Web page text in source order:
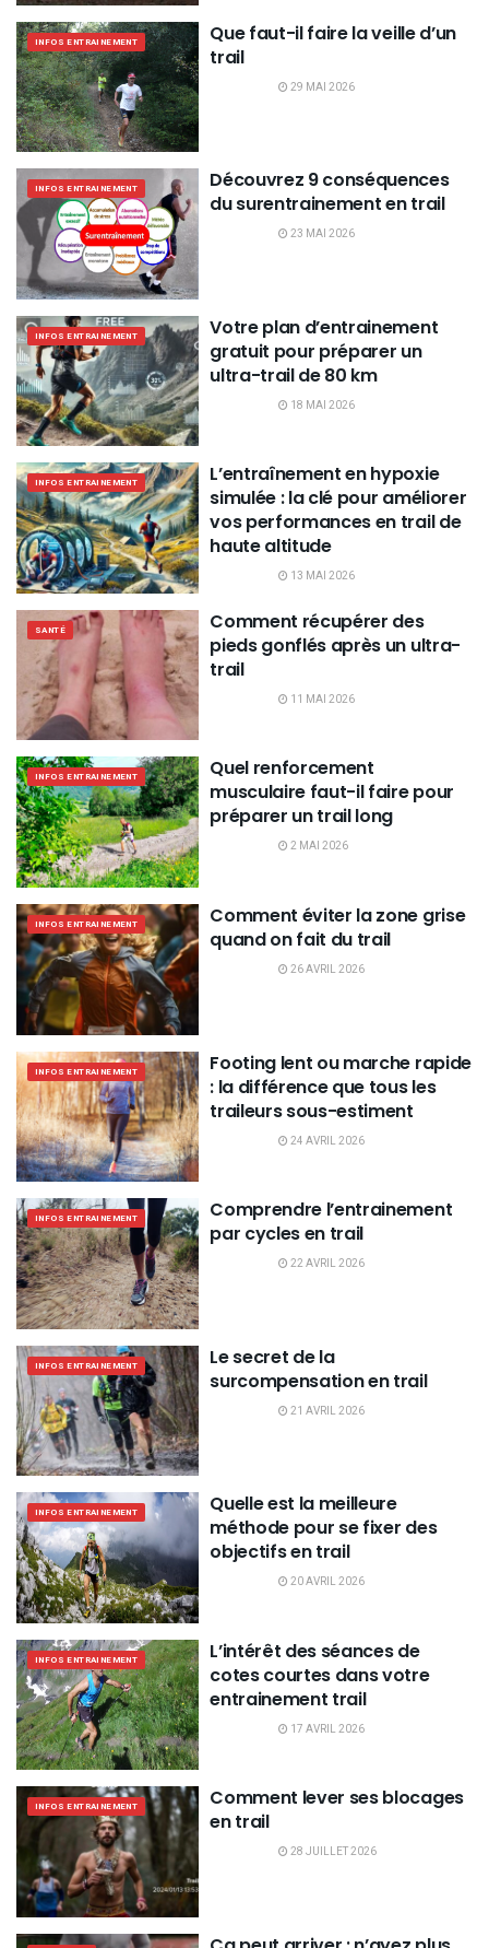
INFOS ENTRAINEMENT
Que faut-il faire la veille d’un
trail
29 MAI 2026
INFOS ENTRAINEMENT
Découvrez 9 conséquences
du surentrainement en trail
23 MAI 2026
INFOS ENTRAINEMENT
Votre plan d’entrainement
gratuit pour préparer un
ultra-trail de 80 km
18 MAI 2026
INFOS ENTRAINEMENT
L’entraînement en hypoxie
simulée : la clé pour améliorer
vos performances en trail de
haute altitude
13 MAI 2026
SANTÉ
Comment récupérer des
pieds gonflés après un ultra-
trail
11 MAI 2026
INFOS ENTRAINEMENT
Quel renforcement
musculaire faut-il faire pour
préparer un trail long
2 MAI 2026
INFOS ENTRAINEMENT
Comment éviter la zone grise
quand on fait du trail
26 AVRIL 2026
INFOS ENTRAINEMENT
Footing lent ou marche rapide
: la différence que tous les
traileurs sous-estiment
24 AVRIL 2026
INFOS ENTRAINEMENT
Comprendre l’entrainement
par cycles en trail
22 AVRIL 2026
INFOS ENTRAINEMENT
Le secret de la
surcompensation en trail
21 AVRIL 2026
INFOS ENTRAINEMENT
Quelle est la meilleure
méthode pour se fixer des
objectifs en trail
20 AVRIL 2026
INFOS ENTRAINEMENT
L’intérêt des séances de
cotes courtes dans votre
entrainement trail
17 AVRIL 2026
INFOS ENTRAINEMENT
Comment lever ses blocages
en trail
28 JUILLET 2026